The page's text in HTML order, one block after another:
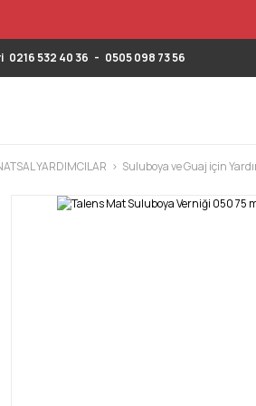
0216 532 40 36 - 0505 098 73 56
YARDIMCILAR Suluboya ve Guaj için